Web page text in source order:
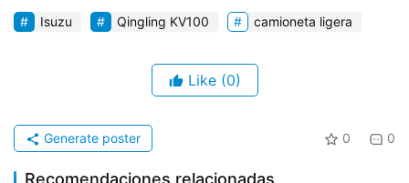
Isuzu Qingling KV100 camioneta ligera
Like (0)
0 0
Generate poster
Recomendaciones relacionadas